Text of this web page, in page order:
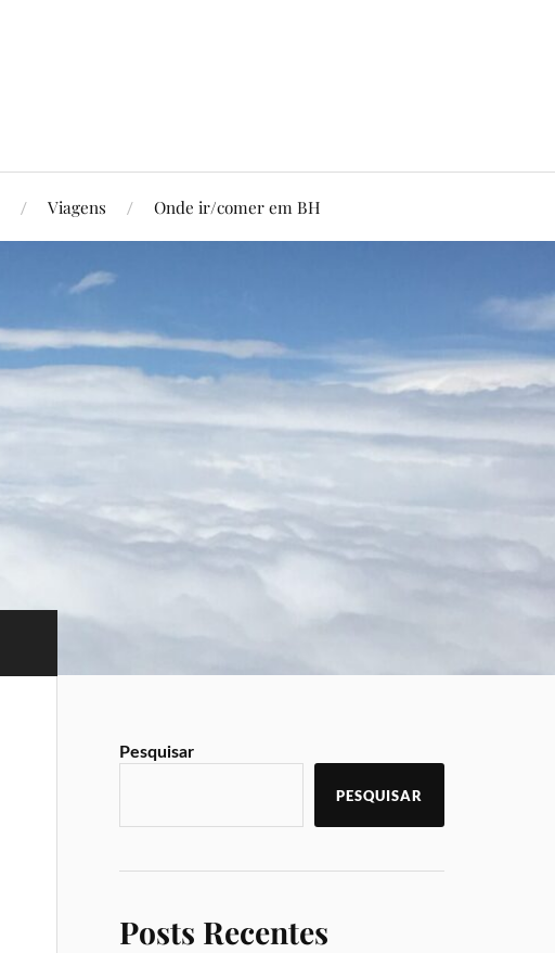
Viagens Onde ir/comer em BH
Pesquisar
PESQUISAR
Posts Recentes